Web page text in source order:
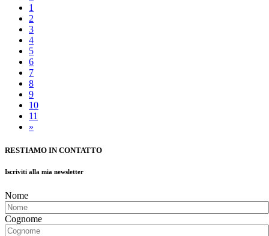
1
2
3
4
5
6
7
8
9
10
11
»
RESTIAMO IN CONTATTO
Iscriviti alla mia newsletter
Nome
Cognome